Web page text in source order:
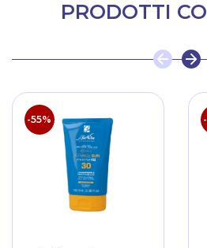
PRODOTTI
-55%